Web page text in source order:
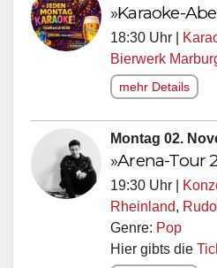
»Karaoke-
18:30 Uhr |
Bierwerk
mehr Details
Montag 02.
»Arena-Tour
19:30 Uhr |
Rheinland,
Genre: Pop
Hier gibts die